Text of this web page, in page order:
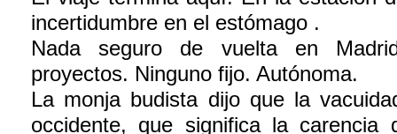
incertidumbre en el estómago .
Nada seguro de vuelta en
proyectos. Ninguno fijo. Autónoma.
La monja budista dijo que la
occidente, que significa la carencia